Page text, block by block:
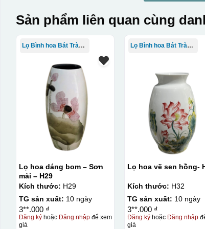
Sản phẩm liên quan cùng
Lọ Bình hoa Bát Tràng in logo
Lọ hoa dáng bom – Sơn
mài – H29
Kích thước: H29
TG sản xuất: 10 ngày
3**.000 ₫
Đăng kýhoặc Đăng nhậpđể xem
giá
Lọ Bình hoa Bát Tràng in logo
Lọ hoa vẽ sen hồng-
Kích thước: H32
TG sản xuất: 10 ngày
3**.000 ₫
Đăng ký hoặcĐăng nhập
giá